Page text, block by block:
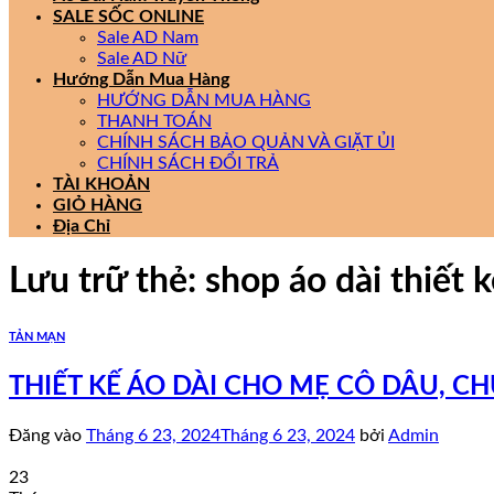
SALE SỐC ONLINE
Sale AD Nam
Sale AD Nữ
Hướng Dẫn Mua Hàng
HƯỚNG DẪN MUA HÀNG
THANH TOÁN
CHÍNH SÁCH BẢO QUẢN VÀ GIẶT ỦI
CHÍNH SÁCH ĐỔI TRẢ
TÀI KHOẢN
GIỎ HÀNG
Địa Chỉ
Lưu trữ thẻ: shop áo dài thiết
TẢN MẠN
THIẾT KẾ ÁO DÀI CHO MẸ CÔ DÂU,
Đăng vào Tháng 6 23, 2024Tháng 6 23, 2024 bởi Admin
23